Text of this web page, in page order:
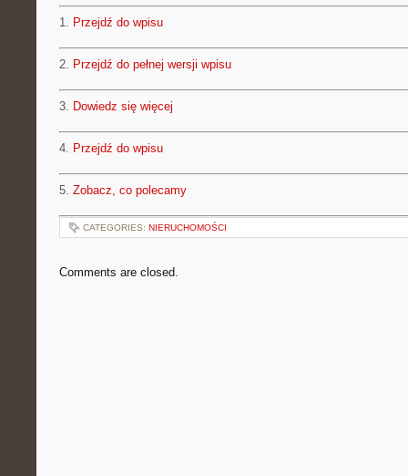
1. Przejdź do wpisu
2. Przejdź do pełnej wersji wpisu
3. Dowiedz się więcej
4. Przejdź do wpisu
5. Zobacz, co polecamy
CATEGORIES: NIERUCHOMOŚCI
Comments are closed.